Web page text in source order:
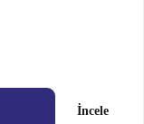
İncele